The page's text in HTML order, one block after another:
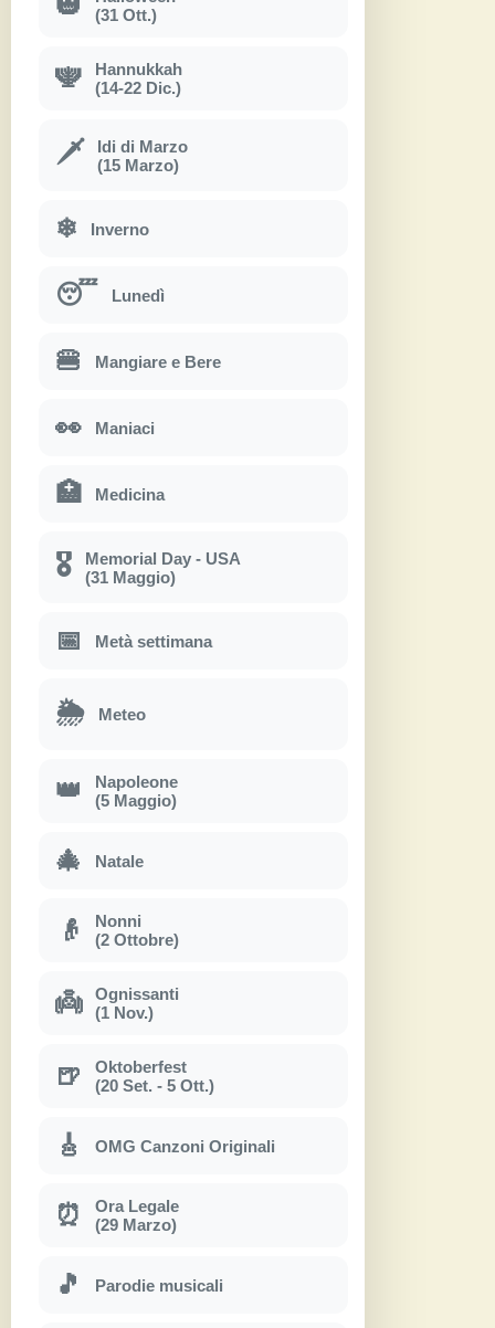
(31 Ott.)
🕎
Hannukkah
(14-22 Dic.)
🗡
Idi di Marzo
(15 Marzo)
❄ Inverno
😴 Lunedì
🍔 Mangiare e Bere
👀 Maniaci
🏥 Medicina
🎖
Memorial Day - USA
(31 Maggio)
📅 Metà settimana
🌦 Meteo
👑
Napoleone
(5 Maggio)
🎄 Natale
👴
Nonni
(2 Ottobre)
👼
Ognissanti
(1 Nov.)
🍺
Oktoberfest
(20 Set. - 5 Ott.)
🎸 OMG Canzoni Originali
⏰
Ora Legale
(29 Marzo)
🎵 Parodie musicali